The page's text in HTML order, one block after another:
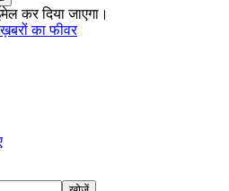
कर दिया जाएगा।
का फीवर